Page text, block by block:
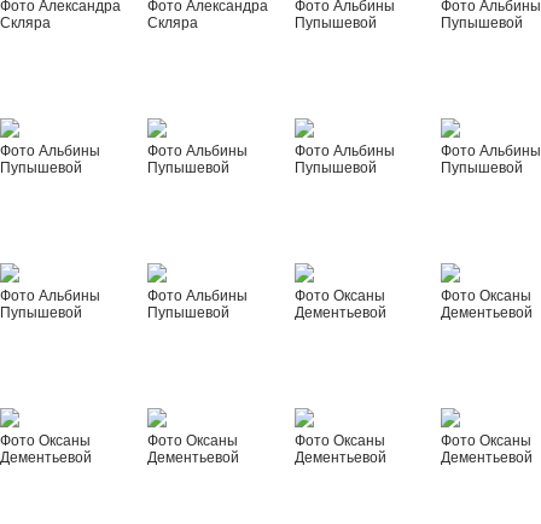
Фото Александра
Скляра
Фото Александра
Скляра
Фото Альбины
Пупышевой
Фото Альбины
Пупышевой
Фото Альбины
Пупышевой
Фото Альбины
Пупышевой
Фото Альбины
Пупышевой
Фото Альбины
Пупышевой
Фото Альбины
Пупышевой
Фото Альбины
Пупышевой
Фото Оксаны
Дементьевой
Фото Оксаны
Дементьевой
Фото Оксаны
Дементьевой
Фото Оксаны
Дементьевой
Фото Оксаны
Дементьевой
Фото Оксаны
Дементьевой